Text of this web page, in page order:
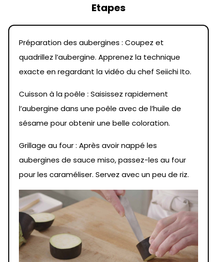
Etapes
Préparation des aubergines : Coupez et
quadrillez l’aubergine. Apprenez la technique
exacte en regardant la vidéo du chef Seiichi Ito.
Cuisson à la poêle : Saisissez rapidement
l’aubergine dans une poêle avec de l’huile de
sésame pour obtenir une belle coloration.
Grillage au four : Après avoir nappé les
aubergines de sauce miso, passez-les au four
pour les caraméliser. Servez avec un peu de riz.